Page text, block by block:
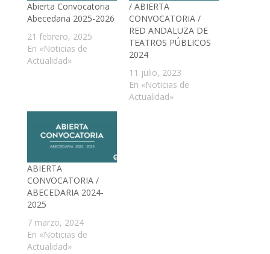
Abierta Convocatoria
Abecedaria 2025-2026
21 febrero, 2025
En «Noticias de
Actualidad»
/ ABIERTA
CONVOCATORIA /
RED ANDALUZA DE
TEATROS PÚBLICOS
2024
11 julio, 2023
En «Noticias de
Actualidad»
ABIERTA
CONVOCATORIA /
ABECEDARIA 2024-
2025
7 marzo, 2024
En «Noticias de
Actualidad»